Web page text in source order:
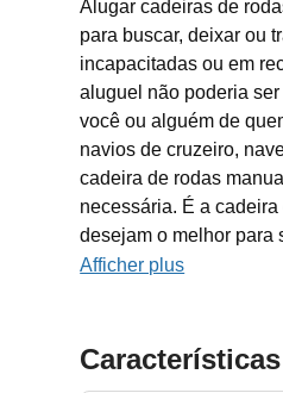
Alugar cadeiras de
para buscar, deixar ou
incapacitadas ou em
aluguel não poderia
você ou alguém de
navios de cruzeiro,
cadeira de rodas
necessária. É a
desejam o melhor para
Afficher plus
Características